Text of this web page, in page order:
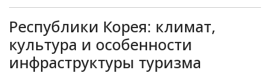
Республики Корея: климат,
культура и особенности
инфраструктуры туризма